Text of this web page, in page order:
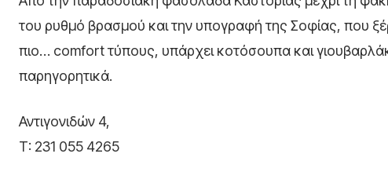
του ρυθμό βρασμού και την υπογραφή της Σοφίας, που
πιο… comfort τύπους, υπάρχει κοτόσουπα και
παρηγορητικά.
Αντιγονιδών 4,
Τ: 231 055 4265